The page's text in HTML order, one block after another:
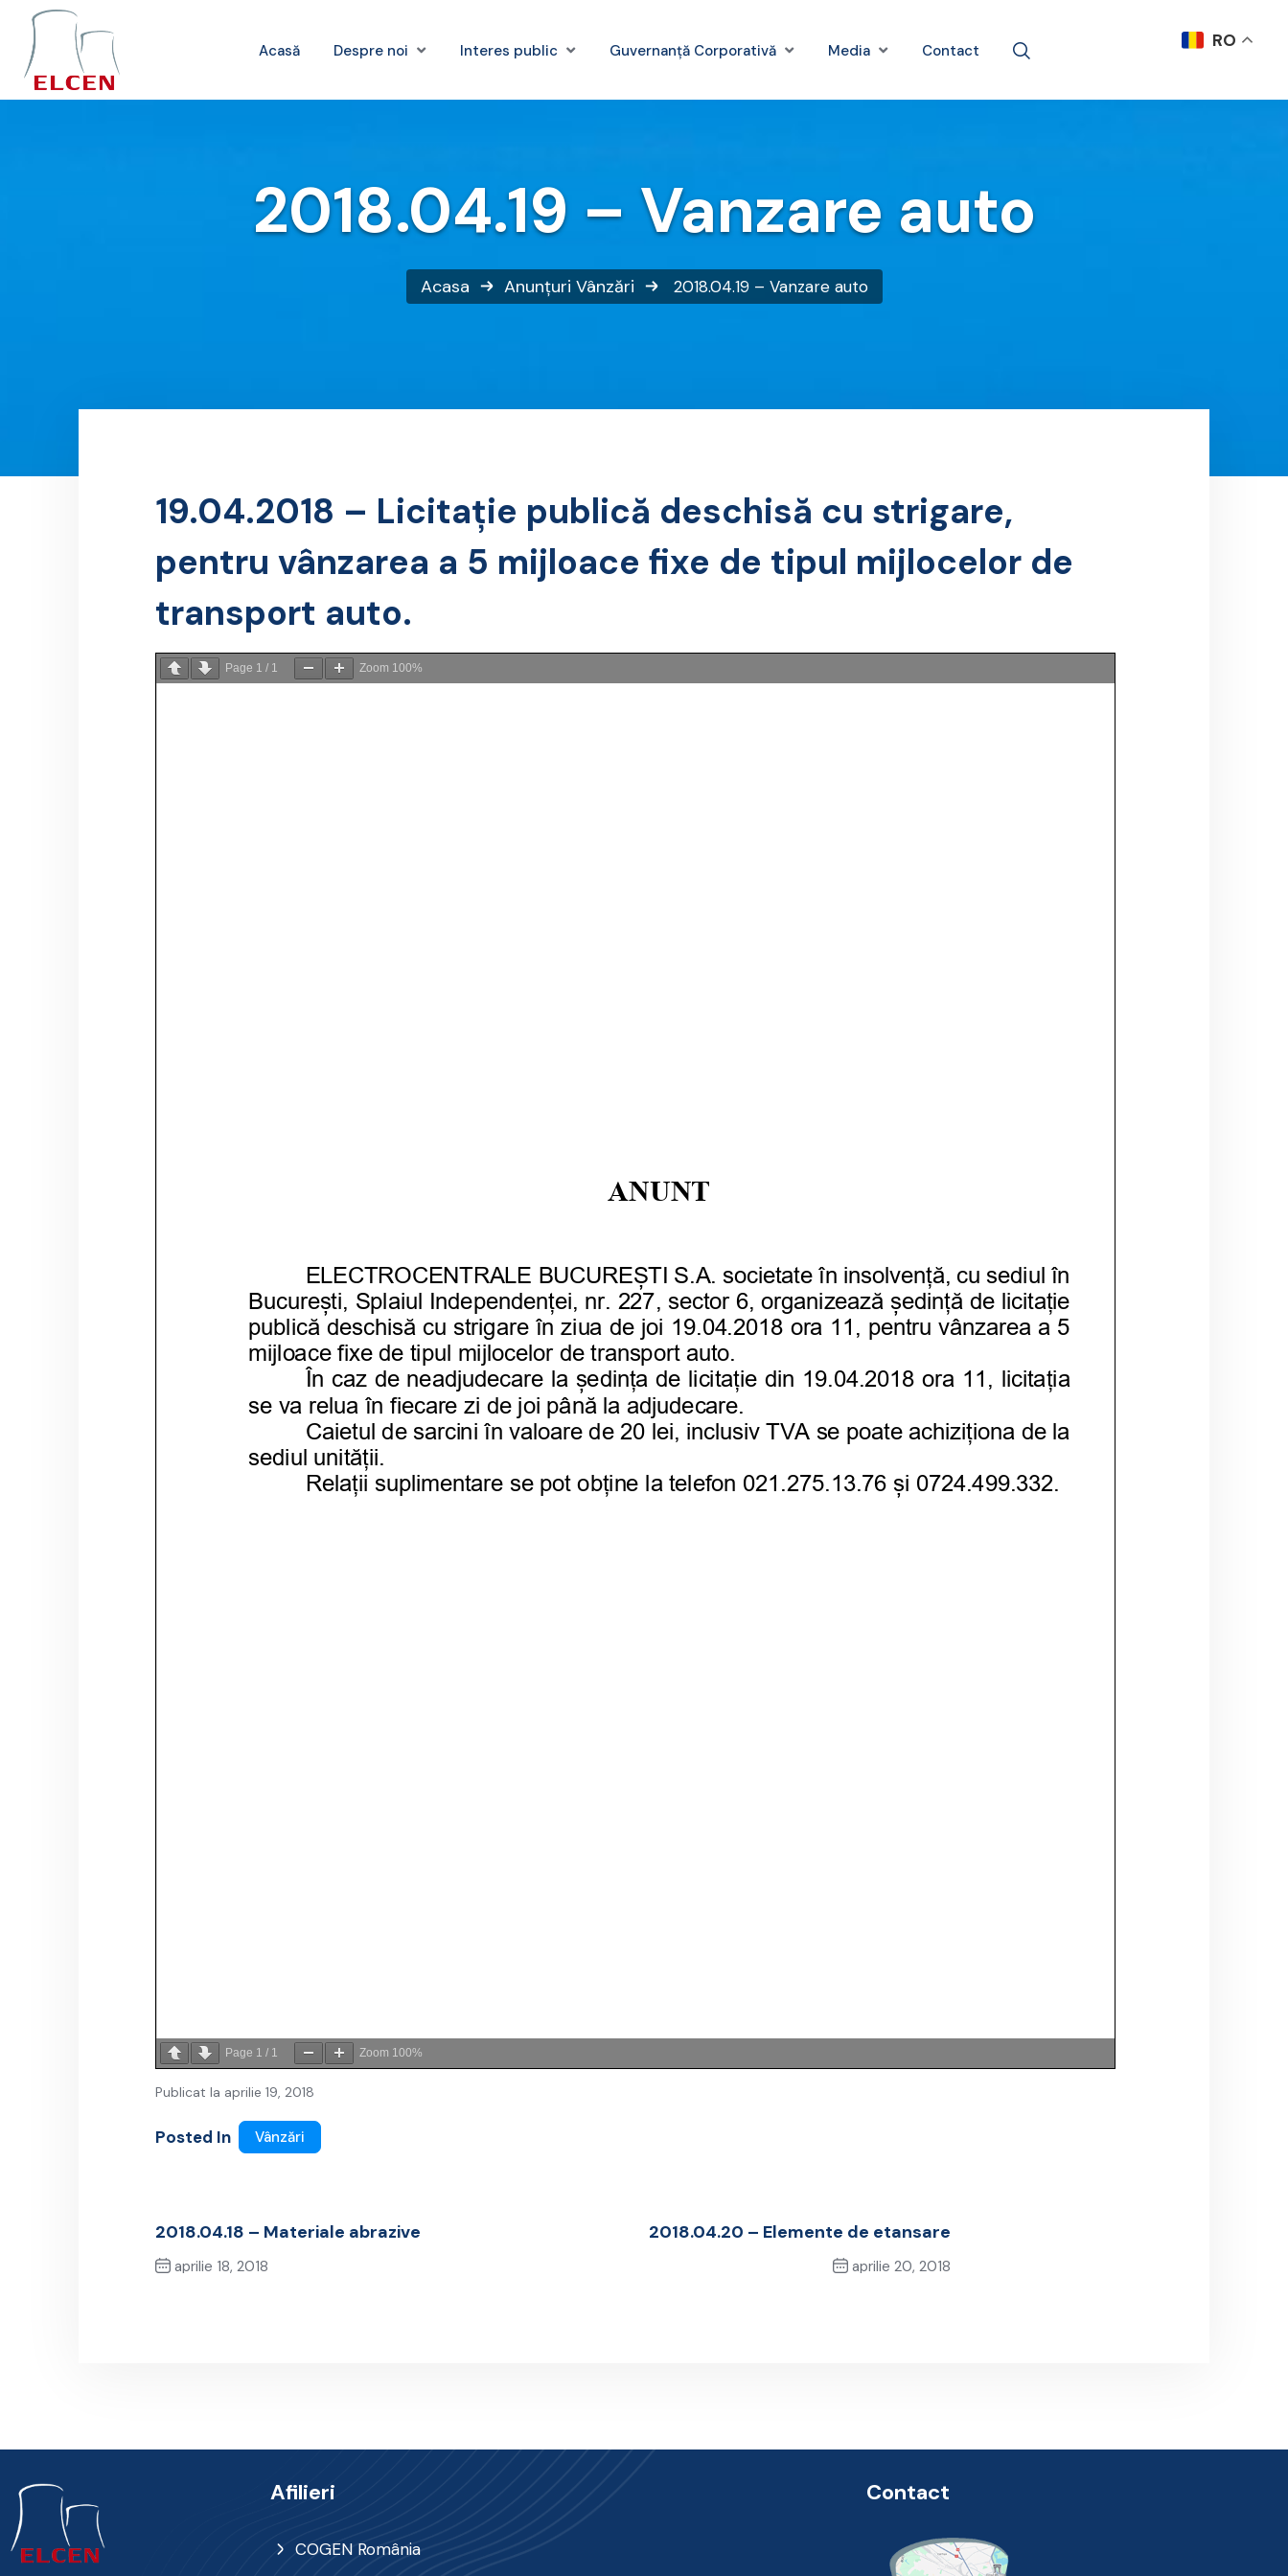
Acasă Despre noi Interes public Guvernanță Corporativă Media Contact
2018.04.19 – Vanzare auto
Acasa Anunțuri Vânzări 2018.04.19 – Vanzare auto
19.04.2018 – Licitație publică deschisă cu strigare,
pentru vânzarea a 5 mijloace fixe de tipul mijlocelor de
transport auto.
Page 1 / 1 Zoom 100%
Page 1 / 1 Zoom 100%
Publicat la aprilie 19, 2018
Posted In Vânzări
2018.04.18 – Materiale abrazive
aprilie 18, 2018
2018.04.20 – Elemente de etansare
aprilie 20, 2018
Afilieri
COGEN România
Contact
RO